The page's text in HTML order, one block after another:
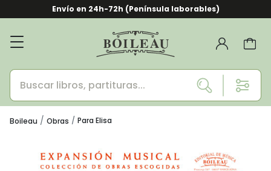
Envío en 24h-72h (Península laborables)
Boileau Obras Para Elisa